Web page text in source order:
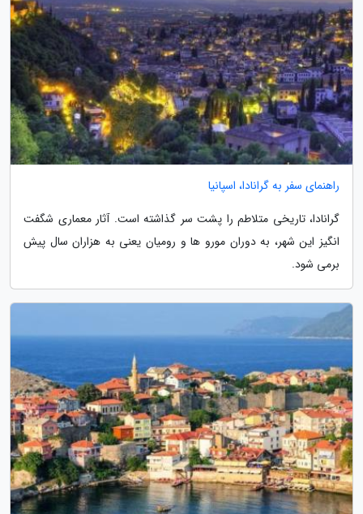
راهنمای سفر به گرانادا، اسپانیا
گرانادا، تاریخی متلاطم را پشت سر گذاشته است. آثار معماری شگفت
انگیز این شهر، به دوران مورو ها و رومیان یعنی به هزاران سال پیش
برمی شود.